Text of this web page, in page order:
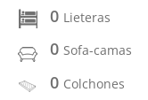
0 Lieteras
0 Sofa-camas
0 Colchones